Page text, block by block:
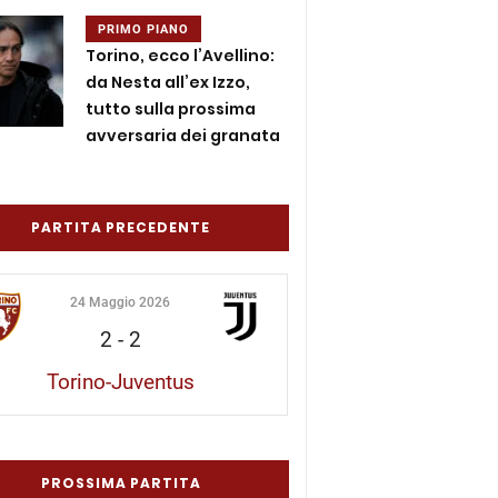
PRIMO PIANO
Torino, ecco l’Avellino:
da Nesta all’ex Izzo,
tutto sulla prossima
avversaria dei granata
PARTITA PRECEDENTE
24 Maggio 2026
2 - 2
Torino-Juventus
PROSSIMA PARTITA